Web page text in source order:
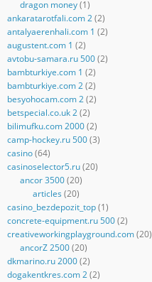
dragon money(1)
ankaratarotfali.com 2(2)
antalyaerenhali.com 1 (2)
augustent.com 1 (2)
avtobu-samara.ru 500(2)
bambturkiye.com 1 (2)
bambturkiye.com 2(2)
besyohocam.com 2(2)
betspecial.co.uk 2(2)
bilimufku.com 2000(2)
camp-hockey.ru 500(3)
casino(64)
casinoselector5.ru(20)
ancor 3500(20)
articles (20)
casino_bezdepozit_top(1)
concrete-equipment.ru 500(2)
creativeworkingplayground.com(20)
ancorZ 2500(20)
dkmarino.ru 2000(2)
dogakentkres.com 2(2)